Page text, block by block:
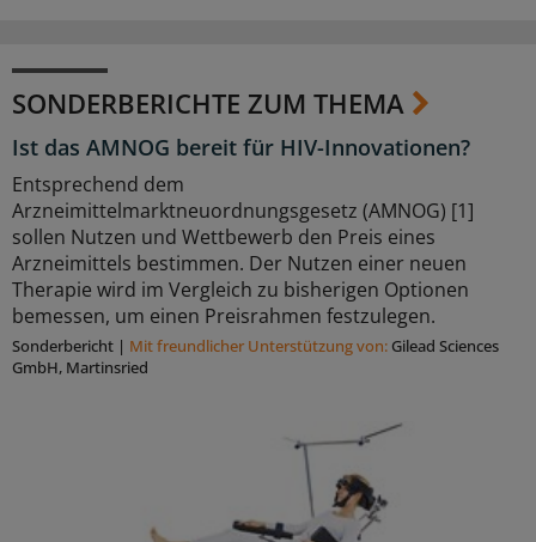
SONDERBERICHTE ZUM THEMA
Ist das AMNOG bereit für HIV-Innovationen?
Entsprechend dem
Arzneimittelmarktneuordnungsgesetz (AMNOG) [1]
sollen Nutzen und Wettbewerb den Preis eines
Arzneimittels bestimmen. Der Nutzen einer neuen
Therapie wird im Vergleich zu bisherigen Optionen
bemessen, um einen Preisrahmen festzulegen.
Sonderbericht | Mit freundlicher Unterstützung von: Gilead Sciences
GmbH, Martinsried